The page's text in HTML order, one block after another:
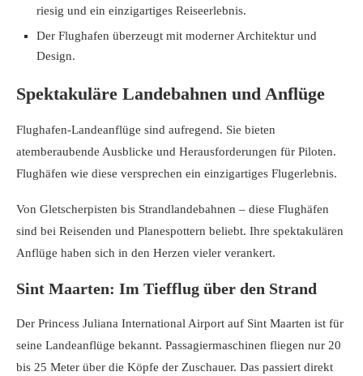
riesig und ein einzigartiges Reiseerlebnis.
Der Flughafen überzeugt mit moderner Architektur und
Design.
Spektakuläre Landebahnen und Anflüge
Flughafen-Landeanflüge sind aufregend. Sie bieten
atemberaubende Ausblicke und Herausforderungen für Piloten.
Flughäfen wie diese versprechen ein einzigartiges Flugerlebnis.
Von Gletscherpisten bis Strandlandebahnen – diese Flughäfen
sind bei Reisenden und Planespottern beliebt. Ihre spektakulären
Anflüge haben sich in den Herzen vieler verankert.
Sint Maarten: Im Tiefflug über den Strand
Der Princess Juliana International Airport auf Sint Maarten ist für
seine Landeanflüge bekannt. Passagiermaschinen fliegen nur 20
bis 25 Meter über die Köpfe der Zuschauer. Das passiert direkt